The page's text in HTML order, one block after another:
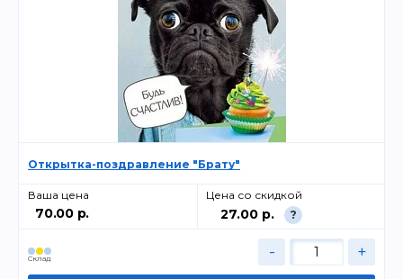
Открытка-поздравление "Брату"
Ваша цена
70.00 р.
Цена со скидкой
27.00 р. ?
Cклад - +